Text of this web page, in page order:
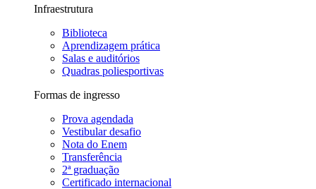
Infraestrutura
Biblioteca
Aprendizagem prática
Salas e auditórios
Quadras poliesportivas
Formas de ingresso
Prova agendada
Vestibular desafio
Nota do Enem
Transferência
2ª graduação
Certificado internacional